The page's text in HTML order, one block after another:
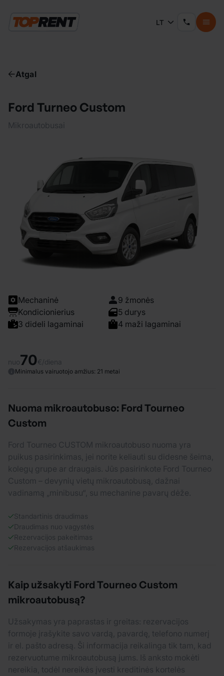
LT
Atgal
Ford Turneo Custom
Mikroautobusai
Mechaninė
9 žmonės
Kondicionierius
5 durys
3 dideli lagaminai
4 maži lagaminai
nuo70€/diena
Minimalus vairuotojo amžius: 21 metai
Nuoma mikroautobuso: Ford Tourneo
Custom
Ford Tourneo CUSTOM mikroautobuso nuoma yra
puikus pasirinkimas, jei norite keliauti su didesne šeima,
kolegų grupe ar draugais. Jūs pasirinkote Ford Tourneo
Custom – devynių vietų mikroautobusą, dažnai
vadinamą „minibusu“, su mechanine pavarų dėže.
Standartinis draudimas
Draudimas nuo vagystės
Rezervacijos pakeitimas
Rezervacijos atšaukimas
Kaip užsakyti Ford Tourneo Custom
mikroautobusą?
Užsakymas yra paprastas ir greitas: rezervacijos
formoje įrašykite savo vardą, pavardę, telefono numerį
ir el. pašto adresą. Ši informacija reikalinga tik tam, kad
rezervuotume mikroautobusą jums. Iš anksto mokėti
nereikia, todėl nereikės įvesti kreditinės kortelės